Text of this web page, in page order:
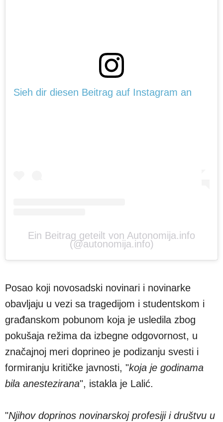
Sieh dir diesen Beitrag auf Instagram an
Ein Beitrag geteilt von Autonomija.info
(@autonomija.info)
Posao koji novosadski novinari i novinarke
obavljaju u vezi sa tragedijom i studentskom i
građanskom pobunom koja je usledila zbog
pokušaja režima da izbegne odgovornost, u
značajnoj meri doprineo je podizanju svesti i
formiranju kritičke javnosti, "koja je godinama
bila anestezirana", istakla je Lalić.
"Njihov doprinos novinarskoj profesiji i društvu u